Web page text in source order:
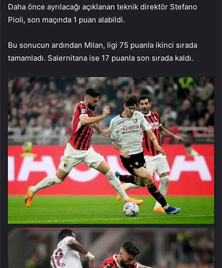
Daha önce ayrılacağı açıklanan teknik direktör Stefano
Pioli, son maçında 1 puan alabildi.
Bu sonucun ardından Milan, ligi 75 puanla ikinci sırada
tamamladı. Salernitana ise 17 puanla son sırada kaldı.